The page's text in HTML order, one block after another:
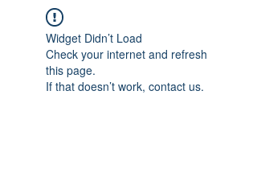
Widget Didn’t Load
Check your internet and refresh
this page.
If that doesn’t work, contact us.